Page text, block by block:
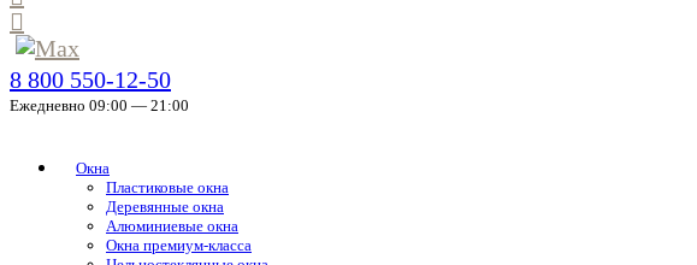
8 800 550-12-50
Ежедневно 09:00 — 21:00
Окна
Пластиковые окна
Деревянные окна
Алюминиевые окна
Окна премиум-класса